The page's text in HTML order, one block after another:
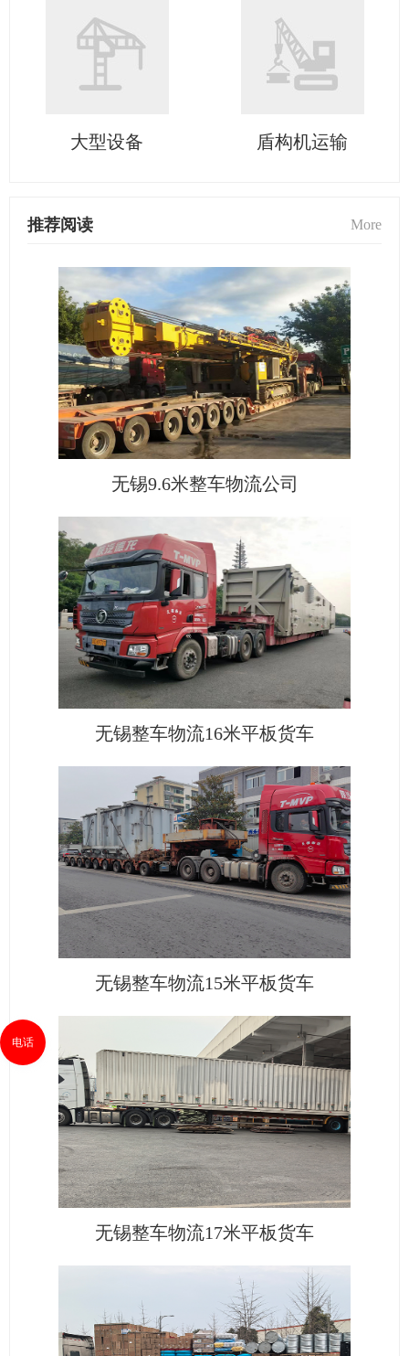
大型设备 盾构机运输
推荐阅读 More
无锡9.6米整车物流公司
无锡整车物流16米平板货车
无锡整车物流15米平板货车
无锡整车物流17米平板货车
电话